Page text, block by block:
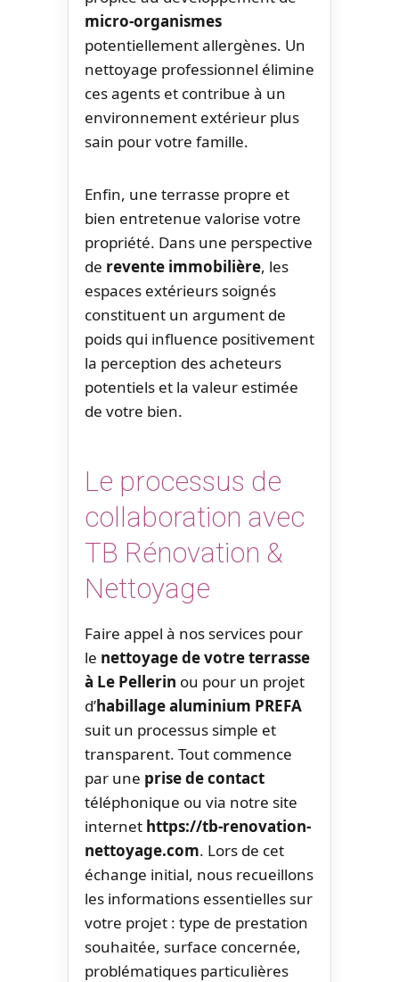
micro-organismes
potentiellement allergènes. Un
nettoyage professionnel élimine
ces agents et contribue à un
environnement extérieur plus
sain pour votre famille.
Enfin, une terrasse propre et
bien entretenue valorise votre
propriété. Dans une perspective
de revente immobilière, les
espaces extérieurs soignés
constituent un argument de
poids qui influence positivement
la perception des acheteurs
potentiels et la valeur estimée
de votre bien.
Le processus de
collaboration avec
TB Rénovation &
Nettoyage
Faire appel à nos services pour
le nettoyage de votre terrasse
à Le Pellerin ou pour un projet
d’habillage aluminium PREFA
suit un processus simple et
transparent. Tout commence
par une prise de contact
téléphonique ou via notre site
internet https://tb-renovation-
nettoyage.com. Lors de cet
échange initial, nous recueillons
les informations essentielles sur
votre projet : type de prestation
souhaitée, surface concernée,
problématiques particulières